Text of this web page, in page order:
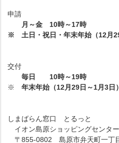
申請
月～金
10時～17時
※ 土日・祝日・年末年始（12月
交付
毎日
10時～19時
※年末年始（12月29日～1月3日
しまばらん窓口 とるっと
イオン島原ショッピングセンタ
〒855-0802 島原市弁天町一丁